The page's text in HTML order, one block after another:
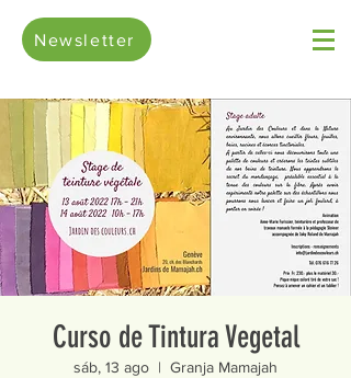
Newsletter
Curso de Tintura Vegetal
sáb, 13 ago
  |
Granja Mamajah